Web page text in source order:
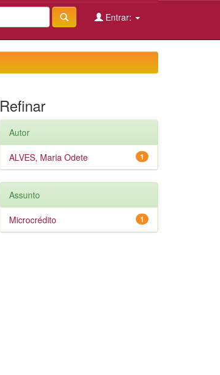
Entrar:
Refinar
Autor
1
ALVES, Maria Odete
Assunto
1
Microcrédito